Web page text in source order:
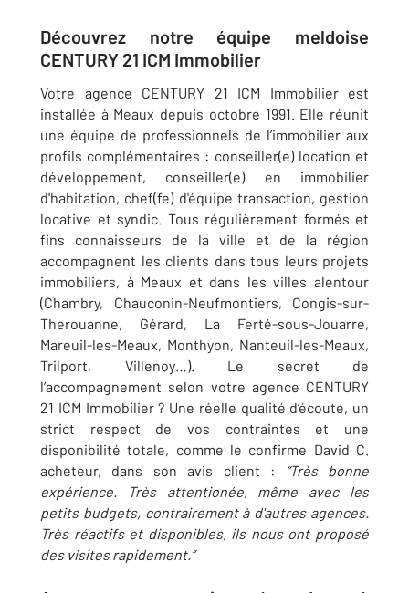
Découvrez notre équipe meldoise
CENTURY 21 ICM Immobilier
Votre agence CENTURY 21 ICM Immobilier est
installée à Meaux depuis octobre 1991. Elle réunit
une équipe de professionnels de l’immobilier aux
profils complémentaires : conseiller(e) location et
développement, conseiller(e) en immobilier
d'habitation, chef(fe) d'équipe transaction, gestion
locative et syndic. Tous régulièrement formés et
fins connaisseurs de la ville et de la région
accompagnent les clients dans tous leurs projets
immobiliers, à Meaux et dans les villes alentour
(Chambry, Chauconin-Neufmontiers, Congis-sur-
Therouanne, Gérard, La Ferté-sous-Jouarre,
Mareuil-les-Meaux, Monthyon, Nanteuil-les-Meaux,
Trilport, Villenoy…). Le secret de
l’accompagnement selon votre agence CENTURY
21 ICM Immobilier ? Une réelle qualité d’écoute, un
strict respect de vos contraintes et une
disponibilité totale, comme le confirme David C.
acheteur, dans son avis client : “Très bonne
expérience. Très attentionée, même avec les
petits budgets, contrairement à d'autres agences.
Très réactifs et disponibles, ils nous ont proposé
des visites rapidement.”